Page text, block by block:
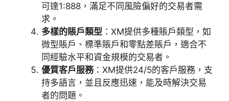
可達1:888，滿足不同風險偏好的交易者需
求。
多樣的賬戶類型 ：XM提供多種賬戶類型，如
微型賬戶、標準賬戶和零點差賬戶，適合不
同經驗水平和資金規模的交易者。
優質客戶服務：XM提供24/5的客戶服務，支
持多語言，並且反應迅速，能及時解決交易
者的問題。